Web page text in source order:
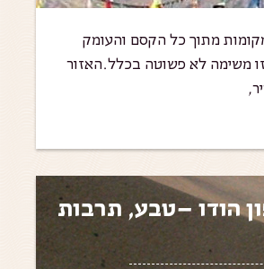
רק 10 מקומות מתוך כל הקסם והעומק
משימה לא פשוטה בכלל.האזור
הודו –טבע, תרבות